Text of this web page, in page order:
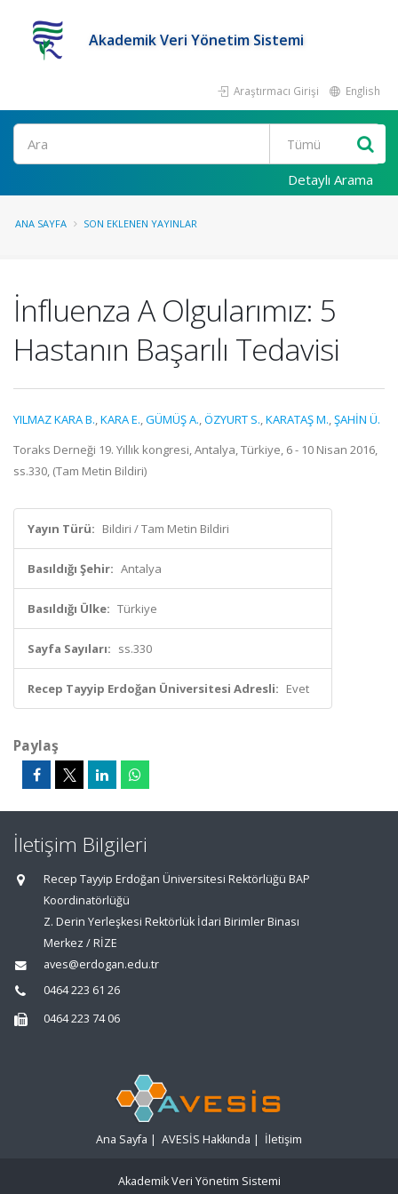
Akademik Veri Yönetim Sistemi
Araştırmacı Girişi English
Ara
Detaylı Arama
ANA SAYFA SON EKLENEN YAYINLAR
İnfluenza A Olgularımız: 5
Hastanın Başarılı Tedavisi
YILMAZ KARA B.,KARA E.,GÜMÜŞ A.,ÖZYURT S.,KARATAŞ M.,ŞAHİN Ü.
Toraks Derneği 19. Yıllık kongresi, Antalya, Türkiye, 6 - 10 Nisan 2016,
ss.330, (Tam Metin Bildiri)
Yayın Türü: Bildiri / Tam Metin Bildiri
Basıldığı Şehir: Antalya
Basıldığı Ülke: Türkiye
Sayfa Sayıları: ss.330
Recep Tayyip Erdoğan Üniversitesi Adresli: Evet
Paylaş
İletişim Bilgileri
Recep Tayyip Erdoğan Üniversitesi Rektörlüğü BAP
Koordinatörlüğü
Z. Derin Yerleşkesi Rektörlük İdari Birimler Binası
Merkez / RİZE
aves@erdogan.edu.tr
0464 223 61 26
0464 223 74 06
Ana Sayfa | AVESİS Hakkında | İletişim
Akademik Veri Yönetim Sistemi